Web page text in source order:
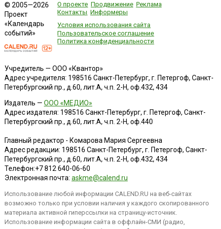
© 2005—2026
Проект
«Календарь
событий»
О проекте Продвижение Реклама
Контакты Информеры
Условия использования сайта
Пользовательское соглашение
Политика конфиденциальности
Учредитель — ООО «Квантор»
Адрес учредителя: 198516 Санкт-Петербург, г. Петергоф, Санкт-
Петербургский пр., д.60, лит.А, ч.п. 2-Н, оф.432, 434
Издатель — ООО «МЕДИО»
Адрес издателя: 198516 Санкт-Петербург, г. Петергоф, Санкт-
Петербургский пр., д.60, лит.А, ч.п. 2-Н, оф.440
Главный редактор - Комарова Мария Сергеевна
Адрес редакции: 198516 Санкт-Петербург, г. Петергоф, Санкт-
Петербургский пр., д.60, лит.А, ч.п. 2-Н, оф.432, 434
Телефон:+7 812 640-06-60
Электронная почта: askme@calend.ru
Использование любой информации CALEND.RU на веб-сайтах
возможно только при условии наличия у каждого скопированного
материала активной гиперссылки на страницу-источник.
Использование информации сайта в оффлайн-СМИ (радио,